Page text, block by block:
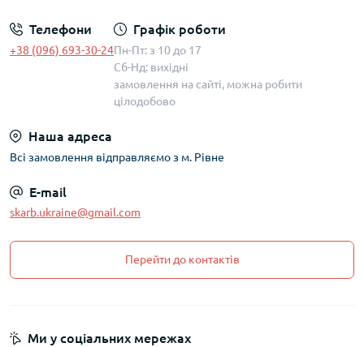
Телефони
+38 (096) 693-30-24
Графік роботи
Пн-Пт: з 10 до 17
Сб-Нд: вихідні
замовлення на сайті, можна робити
цілодобово
Наша адреса
Всі замовлення відправляємо з м. Рівне
E-mail
skarb.ukraine@gmail.com
Перейти до контактів
Ми у соціальних мережах